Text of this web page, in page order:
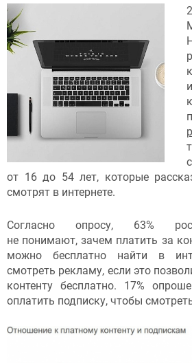
от 16 до 54 лет, которые
смотрят в интернете.
Согласно опросу, 63%
не понимают, зачем платить за
можно бесплатно найти в
смотреть рекламу, если это
контенту бесплатно. 17%
оплатить подписку, чтобы